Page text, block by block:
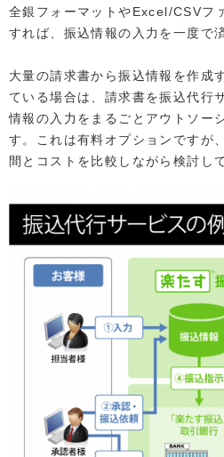
全銀フォーマットやExcel/CSVフ
すれば、振込情報の入力を一度で
大量の請求書から振込情報を作成
ている場合は、請求書を振込代行
情報の入力をまるごとアウトソー
す。これは有料オプションですが
間とコストを比較しながら検討し